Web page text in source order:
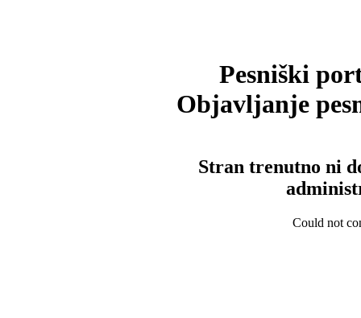
Pesniški
Objavljanje
Stran trenutno ni
Could not